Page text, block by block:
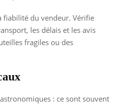
fiabilité du vendeur. Vérifie
les délais et les avis
fragiles ou des
: ce sont souvent